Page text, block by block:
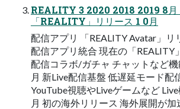
REALITY 3 2020 2018 2019 8月
「REALITY」リリース 1 0月
配信アプリ 「REALITY Avatar」リ
配信アプリ統合 現在の「REALITY
配信コラボ/ガチャ チャットなど
月 新Live配信基盤 低遅延モード配
YouTube視聴やLiveゲームなど
月 初の海外リリース 海外展開が加